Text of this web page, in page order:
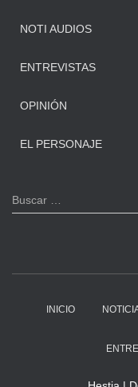
NOTI AUDIOS
ENTREVISTAS
OPINIÓN
EL PERSONAJE
B
u
Buscar …
INICIO